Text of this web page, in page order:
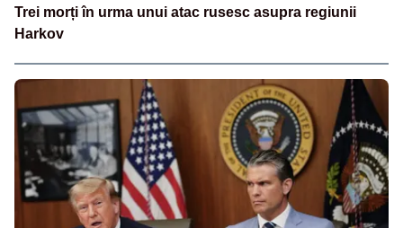
Trei morți în urma unui atac rusesc asupra regiunii
Harkov